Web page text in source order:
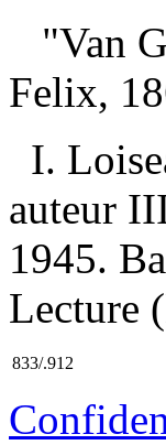
"Van
Felix,
I.
auteur
1945.
Lecture
833/.912